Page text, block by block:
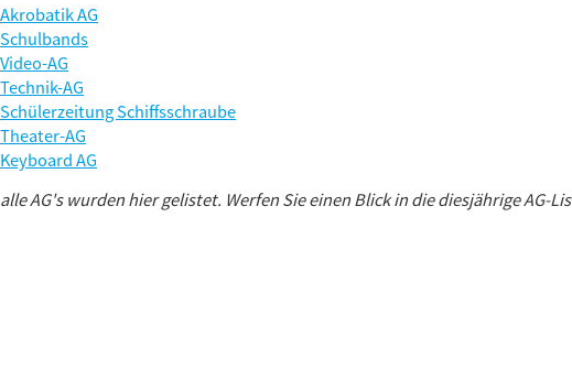
Akrobatik AG
Schulbands
Video-AG
Technik-AG
Schülerzeitung Schiffsschraube
Theater-AG
Keyboard AG
AG's wurden hier gelistet. Werfen Sie einen Blick in die diesjährige AG-